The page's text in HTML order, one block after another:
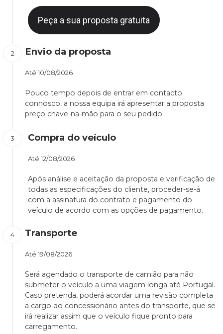
Peça a sua proposta gratuita
Envio da proposta
Até 10/08/2026
Pouco tempo depois de entrar em contacto
connosco, a nossa equipa irá apresentar a proposta
preço chave-na-mão para o seu pedido.
Compra do veículo
Até 12/08/2026
Após análise e aceitação da proposta e verificação de
todas as especificações do cliente, proceder-se-á
com a assinatura do contrato e pagamento do
veículo de acordo com as opções de pagamento.
Transporte
Até 19/08/2026
Será agendado o transporte de camião para não
submeter o veículo a uma viagem longa até Portugal.
Caso pretenda, poderá acordar uma revisão completa
a cargo do concessionário antes do transporte, que se
irá realizar assim que o veículo fique pronto para
carregamento.